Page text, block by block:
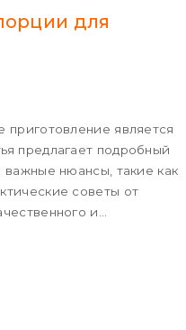
для
является
предлагает подробный
нюансы, такие как
советы от
и